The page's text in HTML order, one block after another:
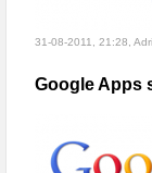
31-08-2011, 21:28,
Google Apps